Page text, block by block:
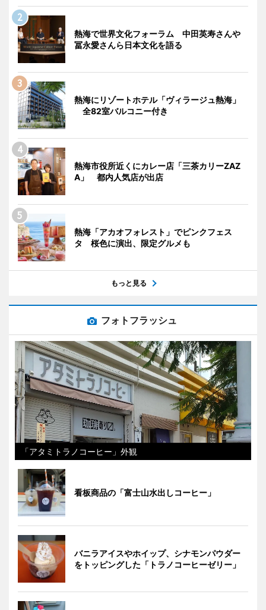
熱海で世界文化フォーラム 中田英寿さんや
冨永愛さんら日本文化を語る
熱海にリゾートホテル「ヴィラージュ熱海」
全82室バルコニー付き
熱海市役所近くにカレー店「三茶カリーZAZ
A」 都内人気店が出店
熱海「アカオフォレスト」でピンクフェス
タ 桜色に演出、限定グルメも
もっと見る
フォトフラッシュ
「アタミトラノコーヒー」外観
看板商品の「富士山水出しコーヒー」
バニラアイスやホイップ、シナモンパウダー
をトッピングした「トラノコーヒーゼリー」